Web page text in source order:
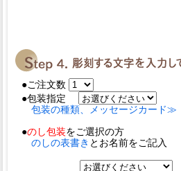
●ご注文数
●包装指定
包装の種類、メッセージカード≫
●のし包装をご選択の方
のしの表書き とお名前をご記入